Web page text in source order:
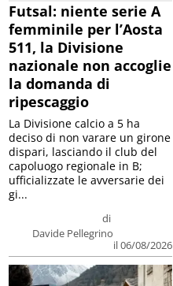
Futsal: niente serie A
femminile per l’Aosta
511, la Divisione
nazionale non accoglie
la domanda di
ripescaggio
di
Davide Pellegrino
il 06/08/2026
La Divisione calcio a 5 ha
deciso di non varare un girone
dispari, lasciando il club del
capoluogo regionale in B;
ufficializzate le avversarie dei
gi...